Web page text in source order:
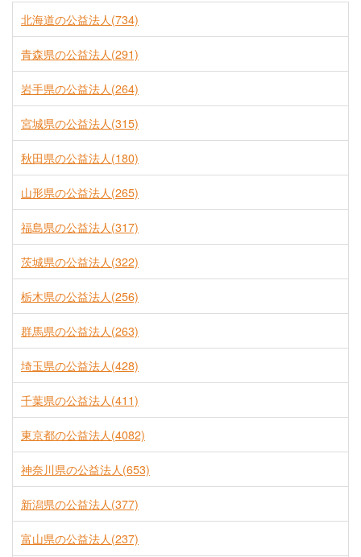
北海道の公益法人(734)
青森県の公益法人(291)
岩手県の公益法人(264)
宮城県の公益法人(315)
秋田県の公益法人(180)
山形県の公益法人(265)
福島県の公益法人(317)
茨城県の公益法人(322)
栃木県の公益法人(256)
群馬県の公益法人(263)
埼玉県の公益法人(428)
千葉県の公益法人(411)
東京都の公益法人(4082)
神奈川県の公益法人(653)
新潟県の公益法人(377)
富山県の公益法人(237)